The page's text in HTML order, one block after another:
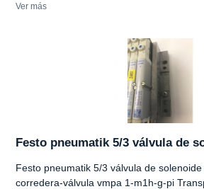
Ver más
Festo pneumatik 5/3 válvula de
Festo pneumatik 5/3 válvula de
corredera-válvula vmpa 1-m1h-g-pi